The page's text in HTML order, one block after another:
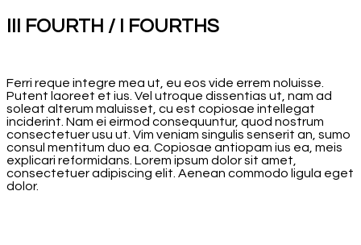
III FOURTH / I FOURTHS
Ferri reque integre mea ut, eu eos vide errem noluisse.
Putent laoreet et ius. Vel utroque dissentias ut, nam ad
soleat alterum maluisset, cu est copiosae intellegat
inciderint. Nam ei eirmod consequuntur, quod nostrum
consectetuer usu ut. Vim veniam singulis senserit an, sumo
consul mentitum duo ea. Copiosae antiopam ius ea, meis
explicari reformidans. Lorem ipsum dolor sit amet,
consectetuer adipiscing elit. Aenean commodo ligula eget
dolor.